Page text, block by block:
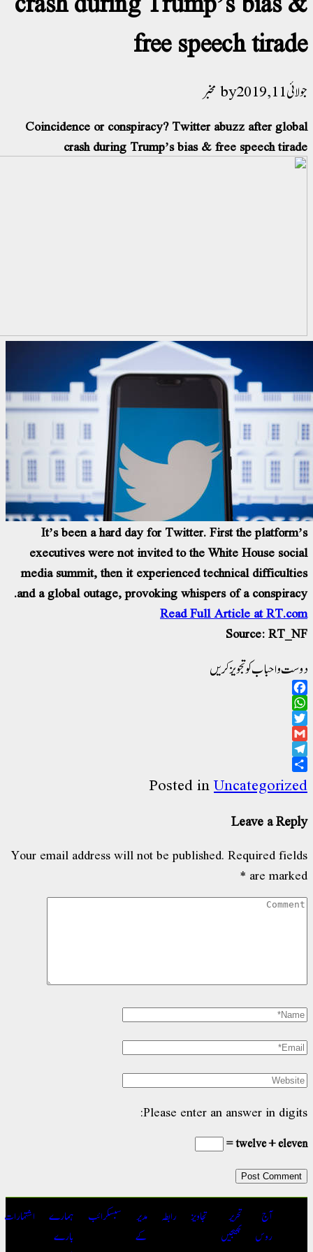
free speech
2019 مخبر
Coincidence or conspiracy? Twitter abuzz after
crash during Trump’s bias & free speech
It’s been a hard day for Twitter. First the
executives were not invited to the White House
media summit, then it experienced technical
and a global outage, provoking whispers of a
Read Full Article at
Source:
و احباب کو تجویز کریں
Posted in
Leave a
Your email address will not be published. Required
are
*
Please enter an answer in
twelve +
روس
بھیجیں
تجاویز رابطہ سبسکرائب
ہمارے
بارے
اشتہارات